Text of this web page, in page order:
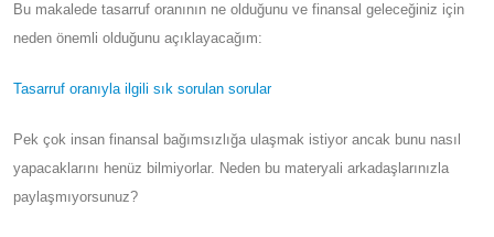
Bu makalede tasarruf oranının ne olduğunu ve finansal geleceğiniz için
neden önemli olduğunu açıklayacağım:
Tasarruf oranıyla ilgili sık sorulan sorular
Pek çok insan finansal bağımsızlığa ulaşmak istiyor ancak bunu nasıl
yapacaklarını henüz bilmiyorlar. Neden bu materyali arkadaşlarınızla
paylaşmıyorsunuz?